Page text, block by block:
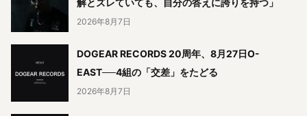
2026年8月7日
DOGEAR RECORDS 20周年、8月27日O-
EAST──4組の「交差」をたどる
2026年8月7日